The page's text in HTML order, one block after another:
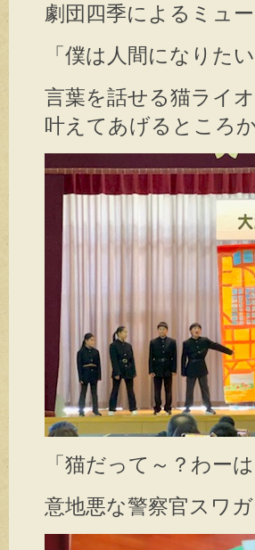
劇団四季によるミュ
「僕は人間になりた
言葉を話せる猫ライ
叶えてあげるところ
「猫だって～？わー
意地悪な警察官スワ